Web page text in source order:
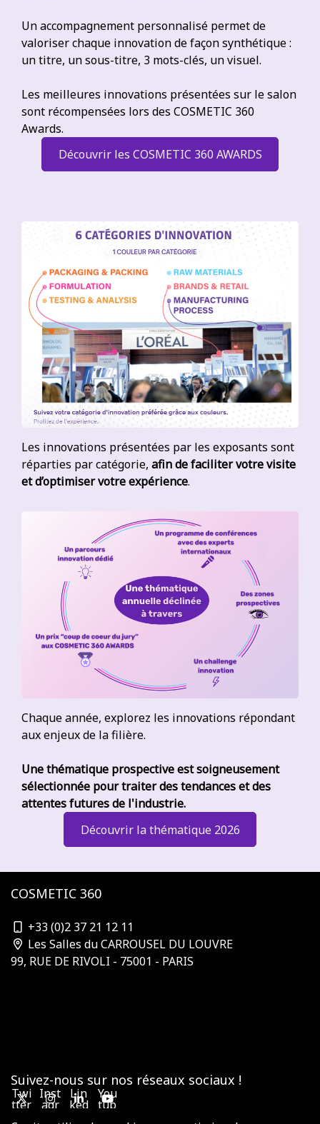
Un accompagnement personnalisé permet de
valoriser chaque innovation de façon synthétique :
un titre, un sous-titre, 3 mots-clés, un visuel.
Les meilleures innovations présentées sur le salon
sont récompensées lors des COSMETIC 360
Awards.
Découvrir les COSMETIC 360 AWARDS
Les innovations présentées par les exposants sont
réparties par catégorie, afin de faciliter votre visite
et d’optimiser votre expérience.
Chaque année, explorez les innovations répondant
aux enjeux de la filière.
Une thématique prospective est soigneusement
sélectionnée pour traiter des tendances et des
attentes futures de l'industrie.
Découvrir la thématique 2026
COSMETIC 360
+33 (0)2 37 21 12 11
Les Salles du CARROUSEL DU LOUVRE
99, RUE DE RIVOLI - 75001 - PARIS
Suivez-nous sur nos réseaux sociaux !
Twi
tter
Inst
agr
Lin
ked
You
tub